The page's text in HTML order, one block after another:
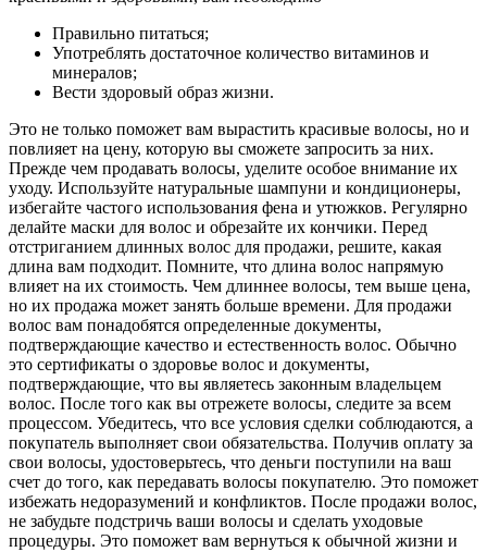
Правильно питаться;
Употреблять достаточное количество витаминов и
минералов;
Вести здоровый образ жизни.
Это не только поможет вам вырастить красивые волосы, но и
повлияет на цену, которую вы сможете запросить за них.
Прежде чем продавать волосы, уделите особое внимание их
уходу. Используйте натуральные шампуни и кондиционеры,
избегайте частого использования фена и утюжков. Регулярно
делайте маски для волос и обрезайте их кончики. Перед
отстриганием длинных волос для продажи, решите, какая
длина вам подходит. Помните, что длина волос напрямую
влияет на их стоимость. Чем длиннее волосы, тем выше цена,
но их продажа может занять больше времени. Для продажи
волос вам понадобятся определенные документы,
подтверждающие качество и естественность волос. Обычно
это сертификаты о здоровье волос и документы,
подтверждающие, что вы являетесь законным владельцем
волос. После того как вы отрежете волосы, следите за всем
процессом. Убедитесь, что все условия сделки соблюдаются, а
покупатель выполняет свои обязательства. Получив оплату за
свои волосы, удостоверьтесь, что деньги поступили на ваш
счет до того, как передавать волосы покупателю. Это поможет
избежать недоразумений и конфликтов. После продажи волос,
не забудьте подстричь ваши волосы и сделать уходовые
процедуры. Это поможет вам вернуться к обычной жизни и